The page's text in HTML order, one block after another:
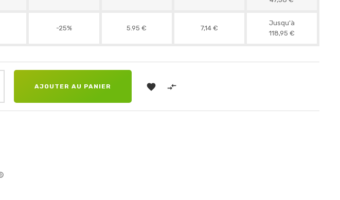
-25% 5.95 € 7,14 €
Jusqu'à
118,95 €
AJOUTER AU PANIER  